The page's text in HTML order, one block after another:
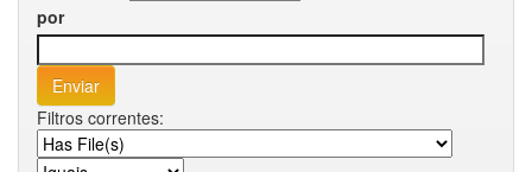
por
Filtros correntes: